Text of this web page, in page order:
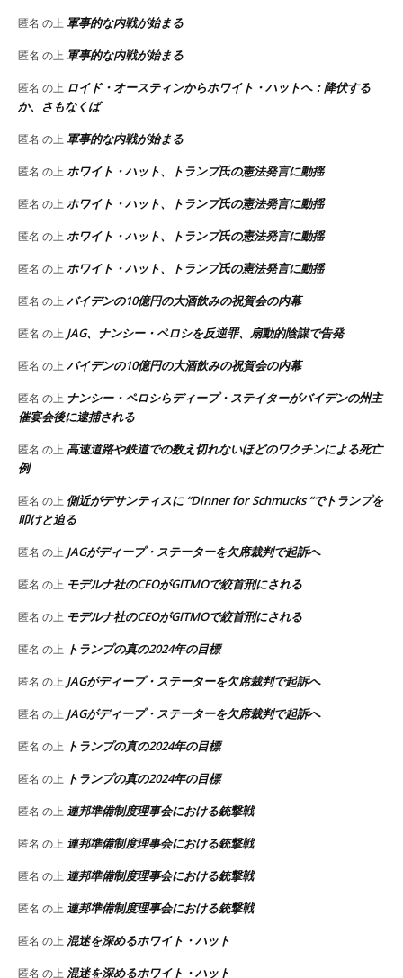
匿名 の上 軍事的な内戦が始まる
匿名 の上 軍事的な内戦が始まる
匿名 の上 ロイド・オースティンからホワイト・ハットへ：降伏する
か、さもなくば
匿名 の上 軍事的な内戦が始まる
匿名 の上 ホワイト・ハット、トランプ氏の憲法発言に動揺
匿名 の上 ホワイト・ハット、トランプ氏の憲法発言に動揺
匿名 の上 ホワイト・ハット、トランプ氏の憲法発言に動揺
匿名 の上 ホワイト・ハット、トランプ氏の憲法発言に動揺
匿名 の上 バイデンの10億円の大酒飲みの祝賀会の内幕
匿名 の上 JAG、ナンシー・ペロシを反逆罪、扇動的陰謀で告発
匿名 の上 バイデンの10億円の大酒飲みの祝賀会の内幕
匿名 の上 ナンシー・ペロシらディープ・ステイターがバイデンの州主
催宴会後に逮捕される
匿名 の上 高速道路や鉄道での数え切れないほどのワクチンによる死亡
例
匿名 の上 側近がデサンティスに “Dinner for Schmucks “でトランプを
叩けと迫る
匿名 の上 JAGがディープ・ステーターを欠席裁判で起訴へ
匿名 の上 モデルナ社のCEOがGITMOで絞首刑にされる
匿名 の上 モデルナ社のCEOがGITMOで絞首刑にされる
匿名 の上 トランプの真の2024年の目標
匿名 の上 JAGがディープ・ステーターを欠席裁判で起訴へ
匿名 の上 JAGがディープ・ステーターを欠席裁判で起訴へ
匿名 の上 トランプの真の2024年の目標
匿名 の上 トランプの真の2024年の目標
匿名 の上 連邦準備制度理事会における銃撃戦
匿名 の上 連邦準備制度理事会における銃撃戦
匿名 の上 連邦準備制度理事会における銃撃戦
匿名 の上 連邦準備制度理事会における銃撃戦
匿名 の上 混迷を深めるホワイト・ハット
匿名 の上 混迷を深めるホワイト・ハット